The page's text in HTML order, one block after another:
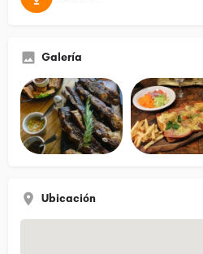
Galería
Ubicación